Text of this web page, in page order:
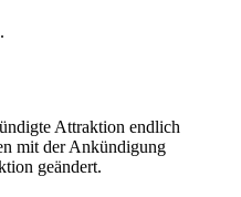
Attraktion endlich
mit der Ankündigung
geändert.